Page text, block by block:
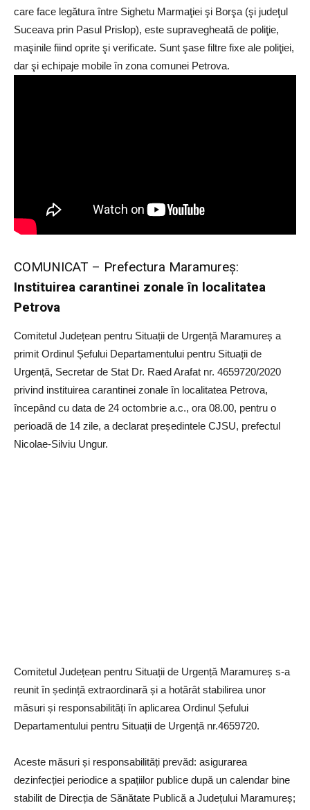
care face legătura între Sighetu Marmaţiei şi Borşa (şi judeţul
Suceava prin Pasul Prislop), este supravegheată de poliţie,
maşinile fiind oprite şi verificate. Sunt şase filtre fixe ale poliţiei,
dar şi echipaje mobile în zona comunei Petrova.
COMUNICAT – Prefectura Maramureş:
Instituirea carantinei zonale în localitatea
Petrova
Comitetul Județean pentru Situații de Urgență Maramureș a
primit Ordinul Șefului Departamentului pentru Situații de
Urgență, Secretar de Stat Dr. Raed Arafat nr. 4659720/2020
privind instituirea carantinei zonale în localitatea Petrova,
începând cu data de 24 octombrie a.c., ora 08.00, pentru o
perioadă de 14 zile, a declarat președintele CJSU, prefectul
Nicolae-Silviu Ungur.
Comitetul Județean pentru Situații de Urgență Maramureș s-a
reunit în ședință extraordinară și a hotărât stabilirea unor
măsuri și responsabilități în aplicarea Ordinul Șefului
Departamentului pentru Situații de Urgență nr.4659720.
Aceste măsuri și responsabilități prevăd: asigurarea
dezinfecției periodice a spațiilor publice după un calendar bine
stabilit de Direcția de Sănătate Publică a Județului Maramureș;